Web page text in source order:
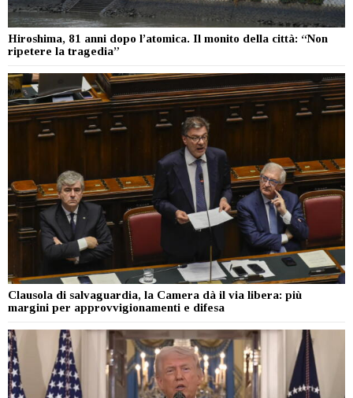
Hiroshima, 81 anni dopo l’atomica. Il monito della città: “Non
ripetere la tragedia”
Clausola di salvaguardia, la Camera dà il via libera: più
margini per approvvigionamenti e difesa